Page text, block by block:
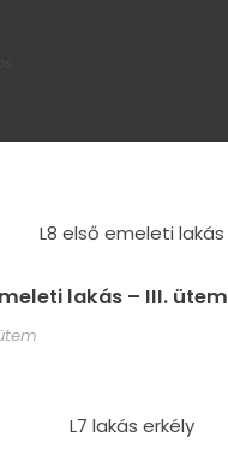
lakás – III. ütem